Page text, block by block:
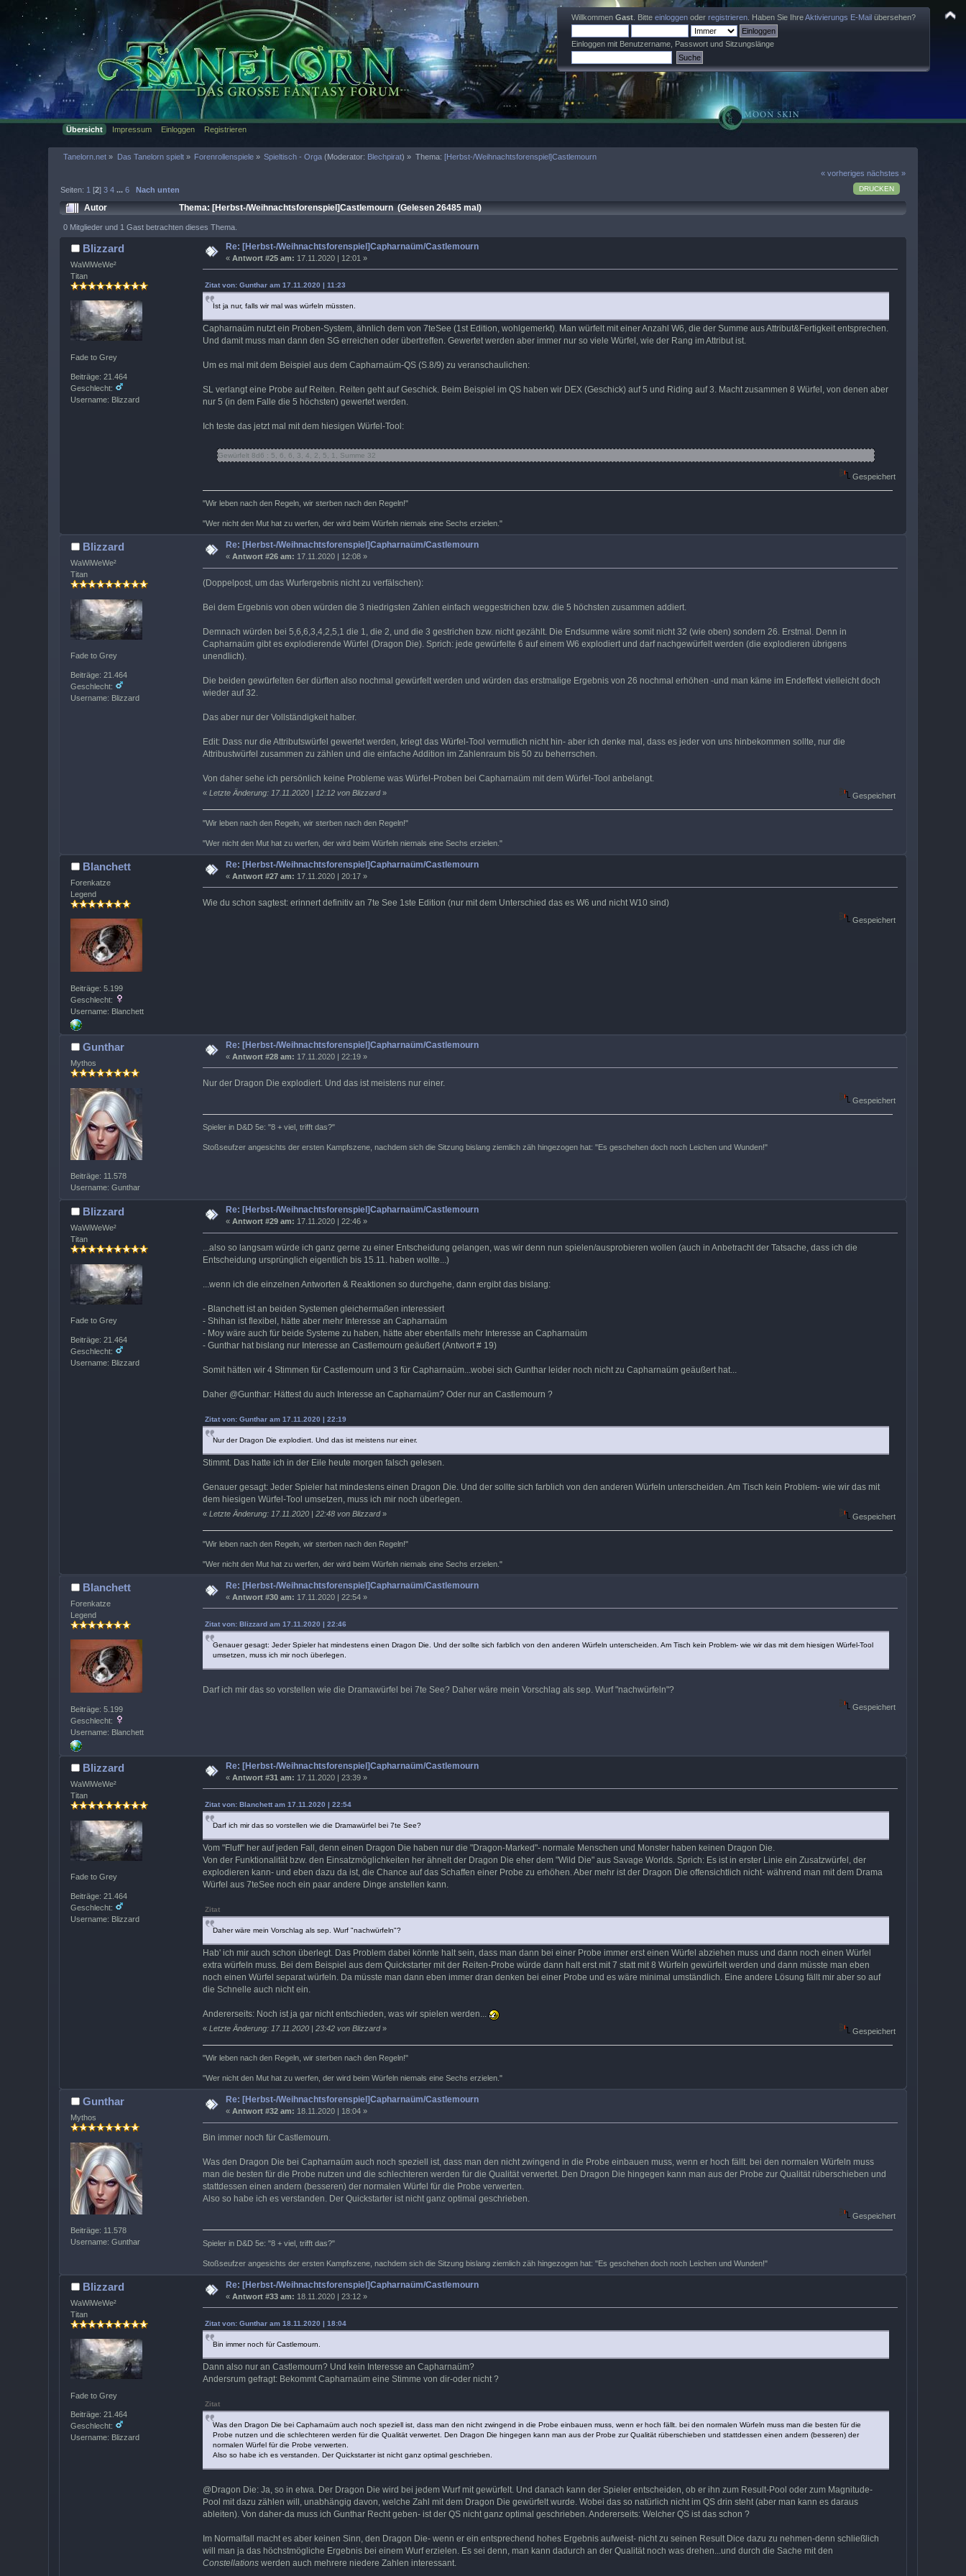
Willkommen Gast . Bitte einloggen oder registrieren . Haben Sie IhreAktivierungs E-Mail übersehen?
Einloggen mit Benutzername, Passwort und Sitzungslänge
Übersicht Impressum Einloggen Registrieren
Tanelorn.net » Das Tanelorn spielt» Forenrollenspiele » Spieltisch - Orga (Moderator: Blechpirat) » Thema: [Herbst-/Weihnachtsforenspiel]Castlemourn
« vorheriges nächstes »
DRUCKEN
Seiten: 1 [2]3 4 ...6 Nach unten
Autor Thema: [Herbst-/Weihnachtsforenspiel]Castlemourn (Gelesen 26485 mal)
0 Mitglieder und 1 Gast betrachten dieses Thema.
Blizzard
WaWiWeWe²
Titan
Fade to Grey
Beiträge: 21.464
Geschlecht:
Username: Blizzard
Re: [Herbst-/Weihnachtsforenspiel]Capharnaüm/Castlemourn
«Antwort #25 am: 17.11.2020 | 12:01 »
Zitat von: Gunthar am 17.11.2020 | 11:23
Ist ja nur, falls wir mal was würfeln müssten.
Capharnaüm nutzt ein Proben-System, ähnlich dem von 7teSee (1st Edition, wohlgemerkt). Man würfelt mit einer Anzahl W6, die der Summe aus Attribut&Fertigkeit entsprechen.
Und damit muss man dann den SG erreichen oder übertreffen. Gewertet werden aber immer nur so viele Würfel, wie der Rang im Attribut ist.
Um es mal mit dem Beispiel aus dem Capharnaüm-QS (S.8/9) zu veranschaulichen:
SL verlangt eine Probe auf Reiten. Reiten geht auf Geschick. Beim Beispiel im QS haben wir DEX (Geschick) auf 5 und Riding auf 3. Macht zusammen 8 Würfel, von denen aber
nur 5 (in dem Falle die 5 höchsten) gewertet werden.
Ich teste das jetzt mal mit dem hiesigen Würfel-Tool:
Gewürfelt 8d6 : 5, 6, 6, 3, 4, 2, 5, 1, Summe 32
Gespeichert
"Wir leben nach den Regeln, wir sterben nach den Regeln!"
"Wer nicht den Mut hat zu werfen, der wird beim Würfeln niemals eine Sechs erzielen."
Blizzard
WaWiWeWe²
Titan
Fade to Grey
Beiträge: 21.464
Geschlecht:
Username: Blizzard
Re: [Herbst-/Weihnachtsforenspiel]Capharnaüm/Castlemourn
«Antwort #26 am: 17.11.2020 | 12:08 »
(Doppelpost, um das Wurfergebnis nicht zu verfälschen):
Bei dem Ergebnis von oben würden die 3 niedrigsten Zahlen einfach weggestrichen bzw. die 5 höchsten zusammen addiert.
Demnach würden bei 5,6,6,3,4,2,5,1 die 1, die 2, und die 3 gestrichen bzw. nicht gezählt. Die Endsumme wäre somit nicht 32 (wie oben) sondern 26. Erstmal. Denn in
Capharnaüm gibt es explodierende Würfel (Dragon Die). Sprich: jede gewürfelte 6 auf einem W6 explodiert und darf nachgewürfelt werden (die explodieren übrigens
unendlich).
Die beiden gewürfelten 6er dürften also nochmal gewürfelt werden und würden das erstmalige Ergebnis von 26 nochmal erhöhen -und man käme im Endeffekt vielleicht doch
wieder auf 32.
Das aber nur der Vollständigkeit halber.
Edit: Dass nur die Attributswürfel gewertet werden, kriegt das Würfel-Tool vermutlich nicht hin- aber ich denke mal, dass es jeder von uns hinbekommen sollte, nur die
Attribustwürfel zusammen zu zählen und die einfache Addition im Zahlenraum bis 50 zu beherrschen.
Von daher sehe ich persönlich keine Probleme was Würfel-Proben bei Capharnaüm mit dem Würfel-Tool anbelangt.
« Letzte Änderung: 17.11.2020 | 12:12 von Blizzard» Gespeichert
"Wir leben nach den Regeln, wir sterben nach den Regeln!"
"Wer nicht den Mut hat zu werfen, der wird beim Würfeln niemals eine Sechs erzielen."
Blanchett
Forenkatze
Legend
Beiträge: 5.199
Geschlecht:
Username: Blanchett
Re: [Herbst-/Weihnachtsforenspiel]Capharnaüm/Castlemourn
«Antwort #27 am: 17.11.2020 | 20:17 »
Wie du schon sagtest: erinnert definitiv an 7te See 1ste Edition (nur mit dem Unterschied das es W6 und nicht W10 sind)
Gespeichert
Gunthar
Mythos
Beiträge: 11.578
Username: Gunthar
Re: [Herbst-/Weihnachtsforenspiel]Capharnaüm/Castlemourn
«Antwort #28 am: 17.11.2020 | 22:19 »
Nur der Dragon Die explodiert. Und das ist meistens nur einer.
Gespeichert
Spieler in D&D 5e: "8 + viel, trifft das?"
Stoßseufzer angesichts der ersten Kampfszene, nachdem sich die Sitzung bislang ziemlich zäh hingezogen hat: "Es geschehen doch noch Leichen und Wunden!"
Blizzard
WaWiWeWe²
Titan
Fade to Grey
Beiträge: 21.464
Geschlecht:
Username: Blizzard
Re: [Herbst-/Weihnachtsforenspiel]Capharnaüm/Castlemourn
«Antwort #29 am: 17.11.2020 | 22:46 »
...also so langsam würde ich ganz gerne zu einer Entscheidung gelangen, was wir denn nun spielen/ausprobieren wollen (auch in Anbetracht der Tatsache, dass ich die
Entscheidung ursprünglich eigentlich bis 15.11. haben wollte...)
...wenn ich die einzelnen Antworten & Reaktionen so durchgehe, dann ergibt das bislang:
- Blanchett ist an beiden Systemen gleichermaßen interessiert
- Shihan ist flexibel, hätte aber mehr Interesse an Capharnaüm
- Moy wäre auch für beide Systeme zu haben, hätte aber ebenfalls mehr Interesse an Capharnaüm
- Gunthar hat bislang nur Interesse an Castlemourn geäußert (Antwort # 19)
Somit hätten wir 4 Stimmen für Castlemourn und 3 für Capharnaüm...wobei sich Gunthar leider noch nicht zu Capharnaüm geäußert hat...
Daher @Gunthar: Hättest du auch Interesse an Capharnaüm? Oder nur an Castlemourn ?
Zitat von: Gunthar am 17.11.2020 | 22:19
Nur der Dragon Die explodiert. Und das ist meistens nur einer.
Stimmt. Das hatte ich in der Eile heute morgen falsch gelesen.
Genauer gesagt: Jeder Spieler hat mindestens einen Dragon Die. Und der sollte sich farblich von den anderen Würfeln unterscheiden. Am Tisch kein Problem- wie wir das mit
dem hiesigen Würfel-Tool umsetzen, muss ich mir noch überlegen.
« Letzte Änderung: 17.11.2020 | 22:48 von Blizzard» Gespeichert
"Wir leben nach den Regeln, wir sterben nach den Regeln!"
"Wer nicht den Mut hat zu werfen, der wird beim Würfeln niemals eine Sechs erzielen."
Blanchett
Forenkatze
Legend
Beiträge: 5.199
Geschlecht:
Username: Blanchett
Re: [Herbst-/Weihnachtsforenspiel]Capharnaüm/Castlemourn
«Antwort #30 am: 17.11.2020 | 22:54 »
Zitat von: Blizzard am 17.11.2020 | 22:46
Genauer gesagt: Jeder Spieler hat mindestens einen Dragon Die. Und der sollte sich farblich von den anderen Würfeln unterscheiden. Am Tisch kein Problem- wie wir das mit dem hiesigen Würfel-Tool
umsetzen, muss ich mir noch überlegen.
Darf ich mir das so vorstellen wie die Dramawürfel bei 7te See? Daher wäre mein Vorschlag als sep. Wurf "nachwürfeln"?
Gespeichert
Blizzard
WaWiWeWe²
Titan
Fade to Grey
Beiträge: 21.464
Geschlecht:
Username: Blizzard
Re: [Herbst-/Weihnachtsforenspiel]Capharnaüm/Castlemourn
«Antwort #31 am: 17.11.2020 | 23:39 »
Zitat von: Blanchett am 17.11.2020 | 22:54
Darf ich mir das so vorstellen wie die Dramawürfel bei 7te See?
Vom "Fluff" her auf jeden Fall, denn einen Dragon Die haben nur die "Dragon-Marked"- normale Menschen und Monster haben keinen Dragon Die.
Von der Funktionalität bzw. den Einsatzmöglichkeiten her ähnelt der Dragon Die eher dem "Wild Die" aus Savage Worlds. Sprich: Es ist in erster Linie ein Zusatzwürfel, der
explodieren kann- und eben dazu da ist, die Chance auf das Schaffen einer Probe zu erhöhen. Aber mehr ist der Dragon Die offensichtlich nicht- während man mit dem Drama
Würfel aus 7teSee noch ein paar andere Dinge anstellen kann.
Zitat
Daher wäre mein Vorschlag als sep. Wurf "nachwürfeln"?
Hab' ich mir auch schon überlegt. Das Problem dabei könnte halt sein, dass man dann bei einer Probe immer erst einen Würfel abziehen muss und dann noch einen Würfel
extra würfeln muss. Bei dem Beispiel aus dem Quickstarter mit der Reiten-Probe würde dann halt erst mit 7 statt mit 8 Würfeln gewürfelt werden und dann müsste man eben
noch einen Würfel separat würfeln. Da müsste man dann eben immer dran denken bei einer Probe und es wäre minimal umständlich. Eine andere Lösung fällt mir aber so auf
die Schnelle auch nicht ein.
Andererseits: Noch ist ja gar nicht entschieden, was wir spielen werden...
« Letzte Änderung: 17.11.2020 | 23:42 von Blizzard» Gespeichert
"Wir leben nach den Regeln, wir sterben nach den Regeln!"
"Wer nicht den Mut hat zu werfen, der wird beim Würfeln niemals eine Sechs erzielen."
Gunthar
Mythos
Beiträge: 11.578
Username: Gunthar
Re: [Herbst-/Weihnachtsforenspiel]Capharnaüm/Castlemourn
«Antwort #32 am: 18.11.2020 | 18:04 »
Bin immer noch für Castlemourn.
Was den Dragon Die bei Capharnaüm auch noch speziell ist, dass man den nicht zwingend in die Probe einbauen muss, wenn er hoch fällt. bei den normalen Würfeln muss
man die besten für die Probe nutzen und die schlechteren werden für die Qualität verwertet. Den Dragon Die hingegen kann man aus der Probe zur Qualität rüberschieben und
stattdessen einen andern (besseren) der normalen Würfel für die Probe verwerten.
Also so habe ich es verstanden. Der Quickstarter ist nicht ganz optimal geschrieben.
Gespeichert
Spieler in D&D 5e: "8 + viel, trifft das?"
Stoßseufzer angesichts der ersten Kampfszene, nachdem sich die Sitzung bislang ziemlich zäh hingezogen hat: "Es geschehen doch noch Leichen und Wunden!"
Blizzard
WaWiWeWe²
Titan
Fade to Grey
Beiträge: 21.464
Geschlecht:
Username: Blizzard
Re: [Herbst-/Weihnachtsforenspiel]Capharnaüm/Castlemourn
«Antwort #33 am: 18.11.2020 | 23:12 »
Zitat von: Gunthar am 18.11.2020 | 18:04
Bin immer noch für Castlemourn.
Dann also nur an Castlemourn? Und kein Interesse an Capharnaüm?
Andersrum gefragt: Bekommt Capharnaüm eine Stimme von dir-oder nicht ?
Zitat
Was den Dragon Die bei Capharnaüm auch noch speziell ist, dass man den nicht zwingend in die Probe einbauen muss, wenn er hoch fällt. bei den normalen Würfeln muss man die besten für die
Probe nutzen und die schlechteren werden für die Qualität verwertet. Den Dragon Die hingegen kann man aus der Probe zur Qualität rüberschieben und stattdessen einen andern (besseren) der
normalen Würfel für die Probe verwerten.
Also so habe ich es verstanden. Der Quickstarter ist nicht ganz optimal geschrieben.
@Dragon Die: Ja, so in etwa. Der Dragon Die wird bei jedem Wurf mit gewürfelt. Und danach kann der Spieler entscheiden, ob er ihn zum Result-Pool oder zum Magnitude-
Pool mit dazu zählen will, unabhängig davon, welche Zahl mit dem Dragon Die gewürfelt wurde. Wobei das so natürlich nicht im QS drin steht (aber man kann es daraus
ableiten). Von daher-da muss ich Gunthar Recht geben- ist der QS nicht ganz optimal geschrieben. Andererseits: Welcher QS ist das schon ?
Im Normalfall macht es aber keinen Sinn, den Dragon Die- wenn er ein entsprechend hohes Ergebnis aufweist- nicht zu seinen Result Dice dazu zu nehmen-denn schließlich
will man ja das höchstmögliche Ergebnis bei einem Wurf erzielen. Es sei denn, man kann dadurch an der Qualität noch was drehen...und durch die Sache mit den
Constellationswerden auch mehrere niedere Zahlen interessant.